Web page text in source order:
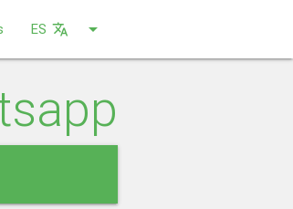
ES arrow_drop_down
translate